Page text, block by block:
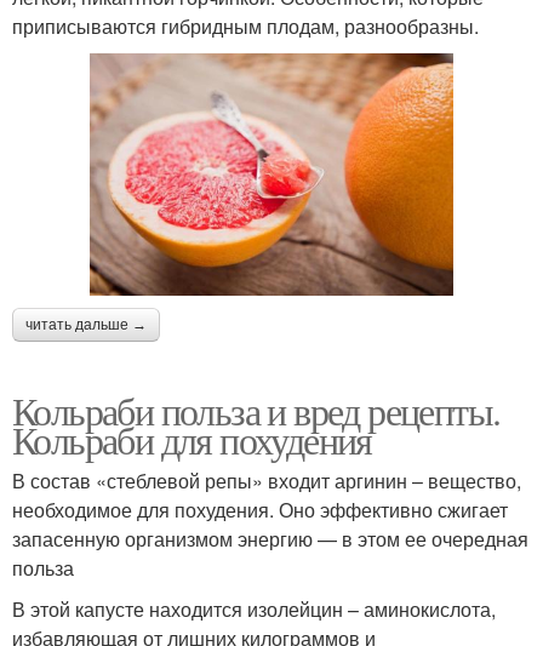
приписываются гибридным плодам, разнообразны.
читать дальше →
Кольраби польза и вред рецепты.
Кольраби для похудения
В состав «стеблевой репы» входит аргинин – вещество,
необходимое для похудения. Оно эффективно сжигает
запасенную организмом энергию — в этом ее очередная
польза
В этой капусте находится изолейцин – аминокислота,
избавляющая от лишних килограммов и